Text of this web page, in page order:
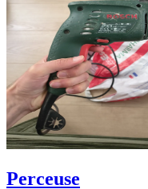
Perceuse